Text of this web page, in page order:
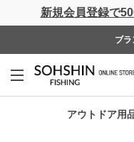
新規会員登録で
ブ
アウトドア用
ライフベスト ウェーダ
ホーム > RBB >